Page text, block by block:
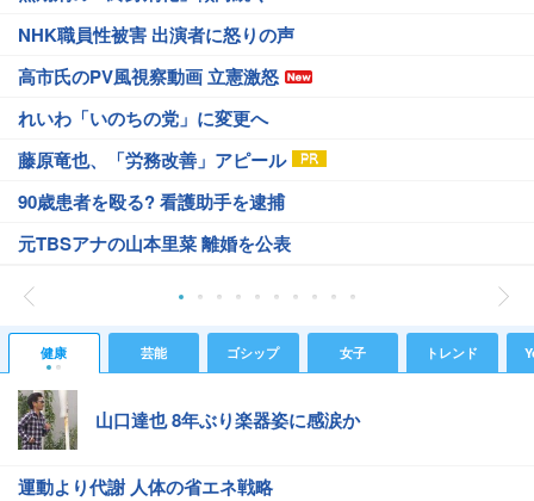
NHK職員性被害 出演者に怒りの声
高市氏のPV風視察動画 立憲激怒
れいわ「いのちの党」に変更へ
藤原竜也、「労務改善」アピール
90歳患者を殴る? 看護助手を逮捕
元TBSアナの山本里菜 離婚を公表
健康 芸能 ゴシップ 女子 トレンド
山口達也 8年ぶり楽器姿に感涙か
運動より代謝 人体の省エネ戦略